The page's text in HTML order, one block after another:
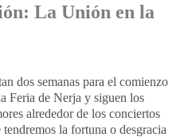
La Unión en la
dos semanas para el comienzo
Feria de Nerja y siguen los
alrededor de los conciertos
tendremos la fortuna o desgracia